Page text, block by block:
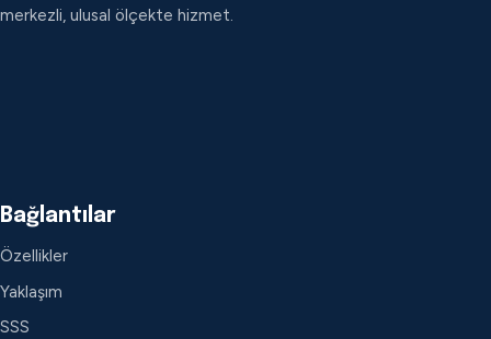
merkezli, ulusal ölçekte hizmet.
Bağlantılar
Özellikler
Yaklaşım
SSS